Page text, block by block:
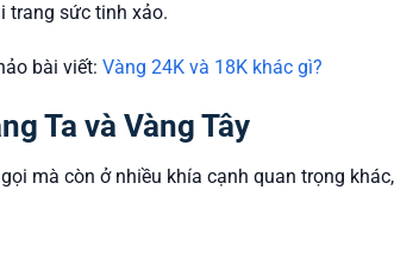
trang sức tinh xảo.
bài viết: Vàng 24K và 18K khác gì?
Ta và Vàng Tây
mà còn ở nhiều khía cạnh quan trọng khác,